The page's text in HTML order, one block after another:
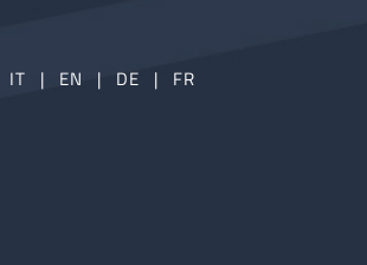
IT | EN | DE | FR